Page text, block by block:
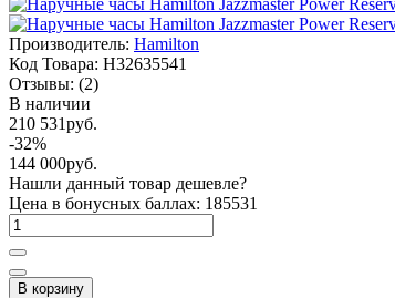
Производитель: Hamilton
Код Товара: H32635541
Отзывы: (2)
В наличии
210 531руб.
-32%
144 000руб.
Нашли данный товар дешевле?
Цена в бонусных баллах: 185531
В корзину